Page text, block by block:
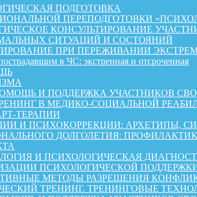
ПОДГОТОВКА
ПЕРЕПОДГОТОВКИ
КОНСУЛЬТИРОВАНИЕ
СИТУАЦИЙ И СОСТОЯНИЙ
ПРИ ПЕРЕЖИВАНИИ
в ЧС: экстренная и отсроченная
И ПОДДЕРЖКА УЧАСТНИКОВ СВО,
В МЕДИКО-СОЦИАЛЬНОЙ
ТЕРАПИИ
И ПСИХОКОРРЕКЦИИ: АРХЕТИПЫ,
ДОЛГОЛЕТИЯ:
И ПСИХОЛОГИЧЕСКАЯ
ПСИХОЛОГИЧЕСКОЙ
МЕТОДЫ РАЗРЕШЕНИЯ
ТРЕНИНГ. ТРЕНИНГОВЫЕ